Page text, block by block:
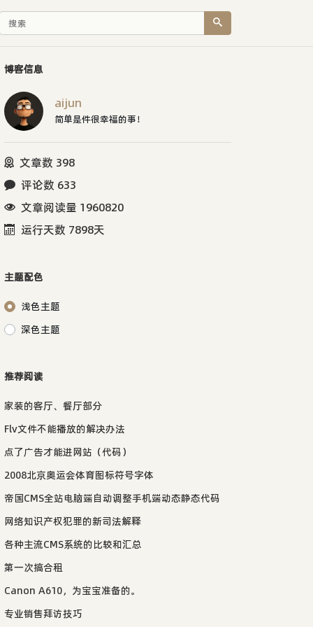
博客信息
aijun
简单是件很幸福的事！
文章数 398
评论数 633
文章阅读量 1960820
运行天数 7898天
主题配色
浅色主题
深色主题
推荐阅读
家装的客厅、餐厅部分
Flv文件不能播放的解决办法
点了广告才能进网站（代码）
2008北京奥运会体育图标符号字体
帝国CMS全站电脑端自动调整手机端动态静态代码
网络知识产权犯罪的新司法解释
各种主流CMS系统的比较和汇总
第一次搞合租
Canon A610，为宝宝准备的。
专业销售拜访技巧